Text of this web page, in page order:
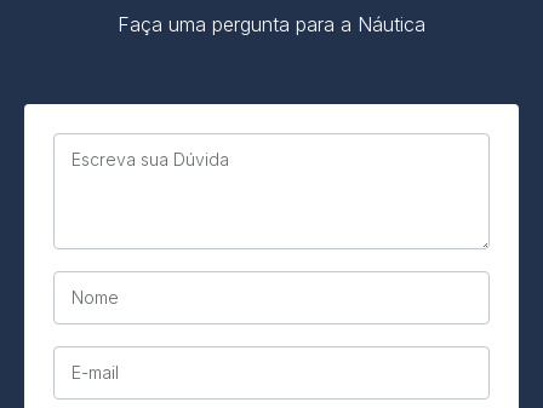
Faça uma pergunta para a Náutica
Escreva sua Dúvida
Nome
E-mail